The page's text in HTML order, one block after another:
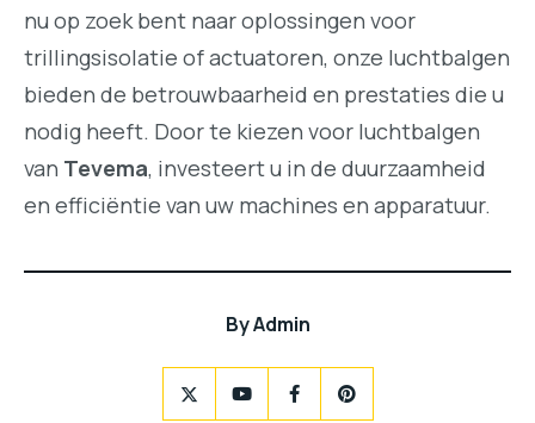
nu op zoek bent naar oplossingen voor
trillingsisolatie of actuatoren, onze luchtbalgen
bieden de betrouwbaarheid en prestaties die u
nodig heeft. Door te kiezen voor luchtbalgen
van Tevema, investeert u in de duurzaamheid
en efficiëntie van uw machines en apparatuur.
ByAdmin